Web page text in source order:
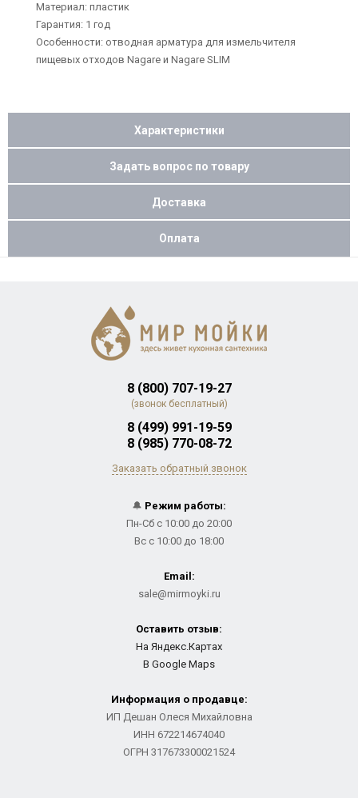
Материал: пластик
Гарантия: 1 год
Особенности: отводная арматура для измельчителя
пищевых отходов Nagare и Nagare SLIM
Характеристики
Задать вопрос по товару
Доставка
Оплата
8 (800) 707-19-27
(звонок бесплатный)
8 (499) 991-19-59
8 (985) 770-08-72
Заказать обратный звонок
🔔 Режим работы:
Пн-Сб с 10:00 до 20:00
Вс с 10:00 до 18:00
Email:
sale@mirmoyki.ru
Оставить отзыв:
На Яндекс.Картах
В Google Maps
Информация о продавце:
ИП Дешан Олеся Михайловна
ИНН 672214674040
ОГРН 317673300021524